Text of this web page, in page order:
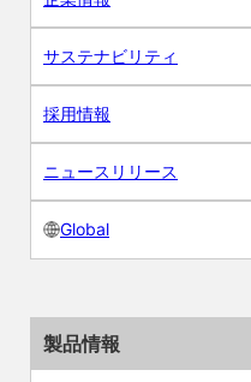
サステナビリティ
採用情報
ニュースリリース
Global
製品情報